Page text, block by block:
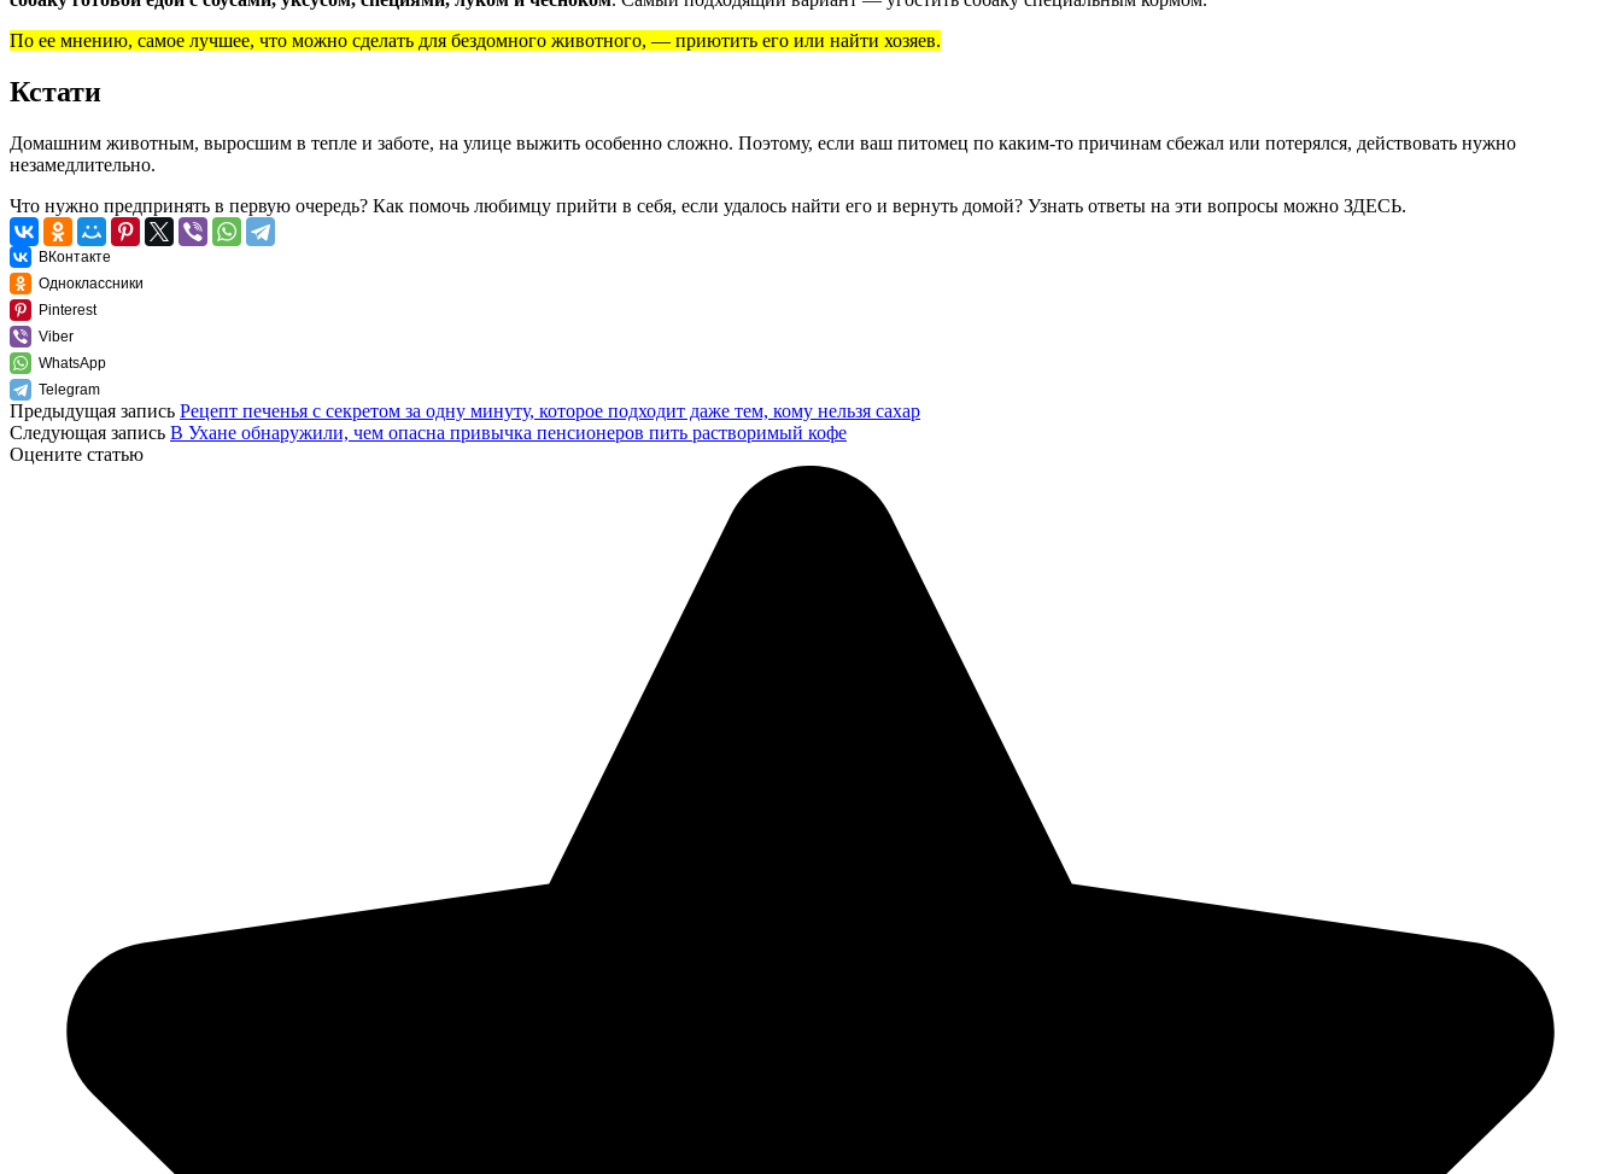
По ее мнению, самое лучшее, что можно сделать для бездомного животного, — приютить его или найти хозяев.
Кстати
Домашним животным, выросшим в тепле и заботе, на улице выжить особенно сложно. Поэтому, если ваш питомец по каким-то причинам сбежал или потерялся, действовать нужно
незамедлительно.
Что нужно предпринять в первую очередь? Как помочь любимцу прийти в себя, если удалось найти его и вернуть домой? Узнать ответы на эти вопросы можно ЗДЕСЬ.
ВКонтакте
Одноклассники
Pinterest
Viber
WhatsApp
Telegram
Предыдущая запись Рецепт печенья с секретом за одну минуту, которое подходит даже тем, кому нельзя сахар
Следующая запись В Ухане обнаружили, чем опасна привычка пенсионеров пить растворимый кофе
Оцените статью